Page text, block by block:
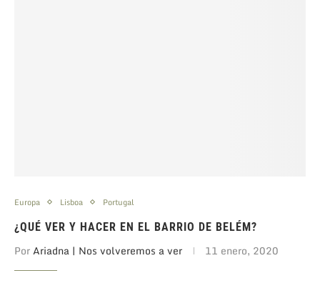
Europa Lisboa Portugal
¿QUÉ VER Y HACER EN EL BARRIO DE BELÉM?
PorAriadna | Nos volveremos a ver 11 enero, 2020